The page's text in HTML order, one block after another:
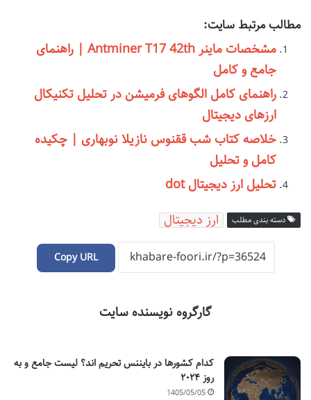
مطالب مرتبط سایت:
مشخصات ماینر Antminer T17 42th | راهنمای
جامع و کامل
راهنمای کامل الگوهای فرمیشن در تحلیل تکنیکال
ارزهای دیجیتال
خلاصه کتاب شب ققنوس نازیلا نوبهاری | چکیده
کامل و تحلیل
تحلیل ارز دیجیتال dot
دسته بندی مطلب ارز دیجیتال
Copy URL
گارگروه نویسنده سایت
کدام کشورها در بایننس تحریم اند؟ لیست جامع و به
روز ۲۰۲۴
1405/05/05